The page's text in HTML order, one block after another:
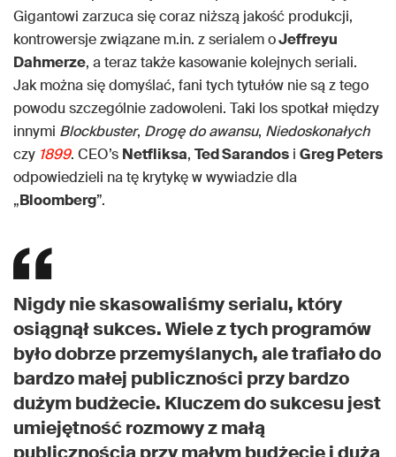
Gigantowi zarzuca się coraz niższą jakość produkcji,
kontrowersje związane m.in. z serialem oJeffreyu
Dahmerze, a teraz także kasowanie kolejnych seriali.
Jak można się domyślać, fani tych tytułów nie są z tego
powodu szczególnie zadowoleni. Taki los spotkał między
innymi Blockbuster, Drogę do awansu, Niedoskonałych
czy 1899. CEO’s Netfliksa, Ted Sarandos i Greg Peters
odpowiedzieli na tę krytykę w wywiadzie dla
„Bloomberg”.
Nigdy nie skasowaliśmy serialu, który
osiągnął sukces. Wiele z tych programów
było dobrze przemyślanych, ale trafiało do
bardzo małej publiczności przy bardzo
dużym budżecie. Kluczem do sukcesu jest
umiejętność rozmowy z małą